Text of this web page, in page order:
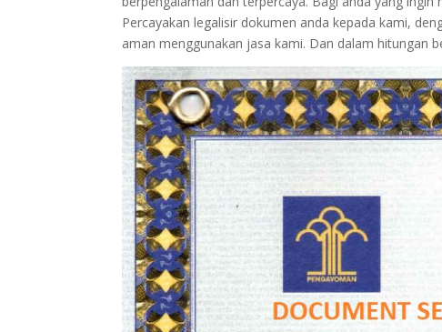
Percayakan legalisir dokumen anda kepada kami,
aman menggunakan jasa kami. Dan dalam hitungan